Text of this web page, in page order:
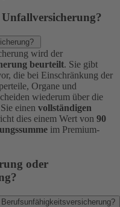
wird der
beurteilt. Sie gibt
die bei Einschränkung der
Organe und
wiederum über die
einen vollständigen
dies einem Wert von 90
im Premium-
oder